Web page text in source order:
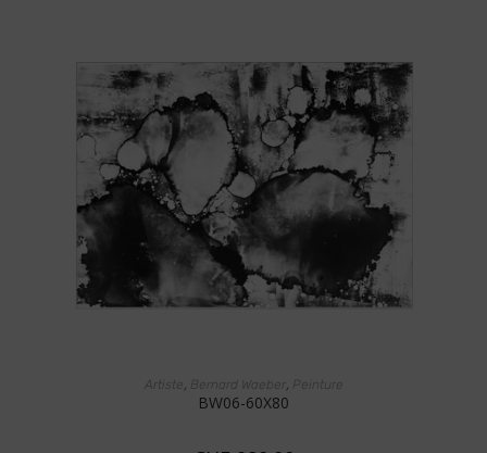
AJOUTER AU PANIER
Artiste, Bernard Waeber , Peinture
BW06-60X80